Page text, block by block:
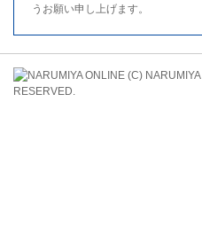
うお願い申し上げます。